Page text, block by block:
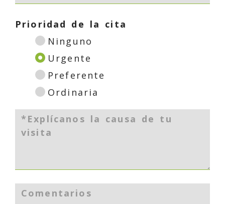
Prioridad de la cita
Ninguno
Urgente
Preferente
Ordinaria